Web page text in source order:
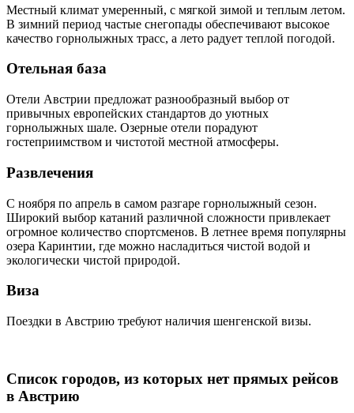
Местный климат умеренный, с мягкой зимой и теплым летом.
В зимний период частые снегопады обеспечивают высокое
качество горнолыжных трасс, а лето радует теплой погодой.
Отельная база
Отели Австрии предложат разнообразный выбор от
привычных европейских стандартов до уютных
горнолыжных шале. Озерные отели порадуют
гостеприимством и чистотой местной атмосферы.
Развлечения
С ноября по апрель в самом разгаре горнолыжный сезон.
Широкий выбор катаний различной сложности привлекает
огромное количество спортсменов. В летнее время популярны
озера Каринтии, где можно насладиться чистой водой и
экологически чистой природой.
Виза
Поездки в Австрию требуют наличия шенгенской визы.
Список городов, из которых нет прямых рейсов
в Австрию